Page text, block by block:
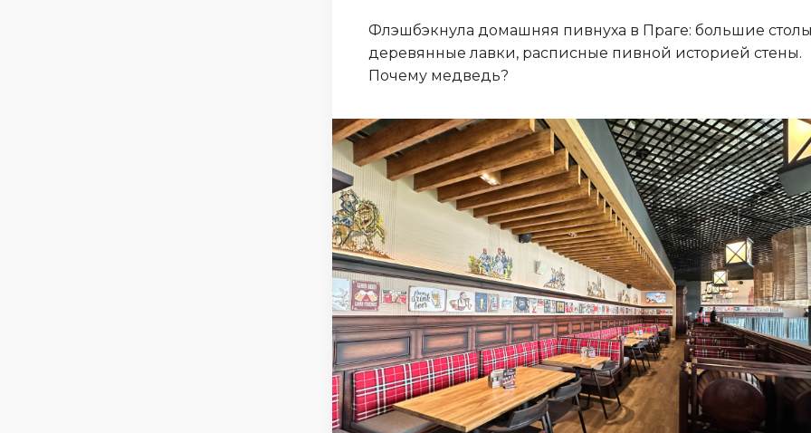
Флэшбэкнула домашняя пивнуха в Праге: большие
деревянные лавки, расписные пивной историей стены.
Почему медведь?